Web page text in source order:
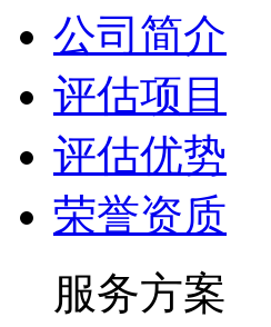
公司简介
评估项目
评估优势
荣誉资质
服务方案